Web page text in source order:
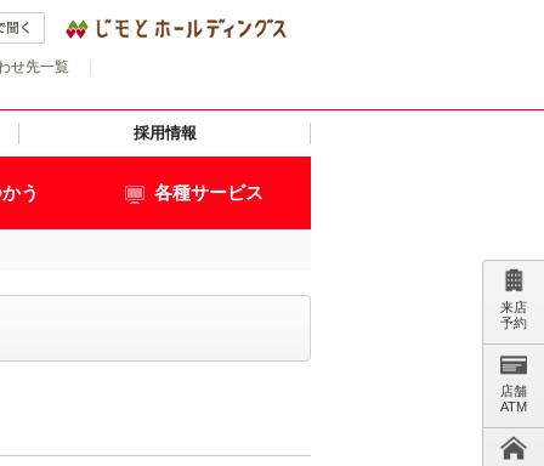
せ先一覧
う 各種サービス
採用情報
来店
予約
店舗
ATM